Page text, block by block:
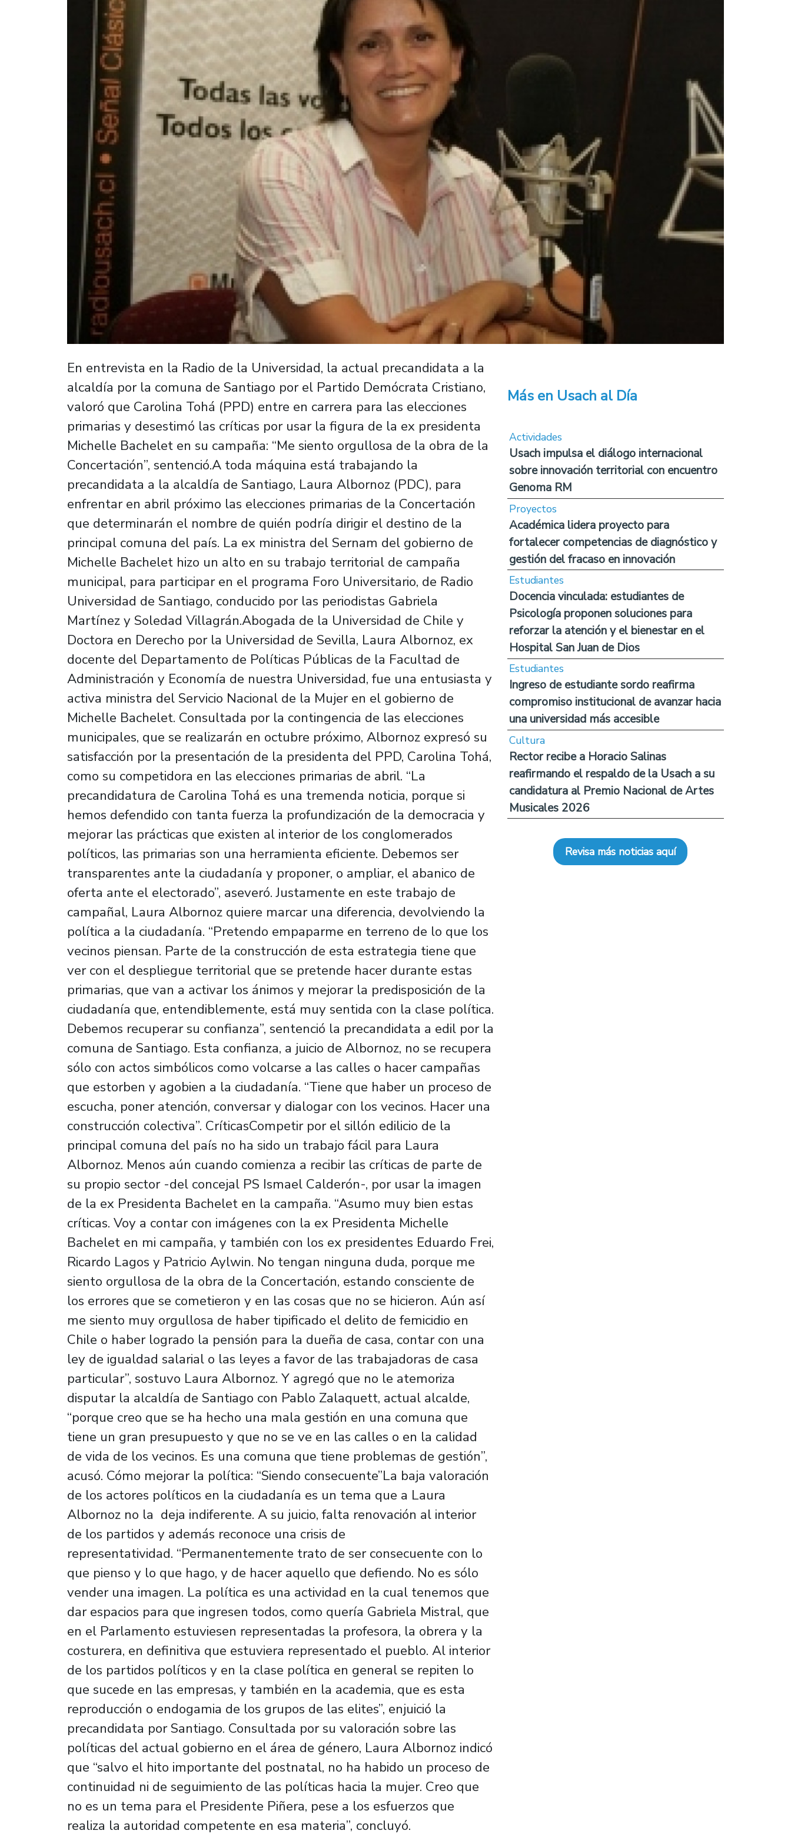
En entrevista en la Radio de la Universidad, la actual precandidata a la
alcaldía por la comuna de Santiago por el Partido Demócrata Cristiano,
valoró que Carolina Tohá (PPD) entre en carrera para las elecciones
primarias y desestimó las críticas por usar la figura de la ex presidenta
Michelle Bachelet en su campaña: “Me siento orgullosa de la obra de la
Concertación”, sentenció.A toda máquina está trabajando la
precandidata a la alcaldía de Santiago, Laura Albornoz (PDC), para
enfrentar en abril próximo las elecciones primarias de la Concertación
que determinarán el nombre de quién podría dirigir el destino de la
principal comuna del país. La ex ministra del Sernam del gobierno de
Michelle Bachelet hizo un alto en su trabajo territorial de campaña
municipal, para participar en el programa Foro Universitario, de Radio
Universidad de Santiago, conducido por las periodistas Gabriela
Martínez y Soledad Villagrán.Abogada de la Universidad de Chile y
Doctora en Derecho por la Universidad de Sevilla, Laura Albornoz, ex
docente del Departamento de Políticas Públicas de la Facultad de
Administración y Economía de nuestra Universidad, fue una entusiasta y
activa ministra del Servicio Nacional de la Mujer en el gobierno de
Michelle Bachelet. Consultada por la contingencia de las elecciones
municipales, que se realizarán en octubre próximo, Albornoz expresó su
satisfacción por la presentación de la presidenta del PPD, Carolina Tohá,
como su competidora en las elecciones primarias de abril. “La
precandidatura de Carolina Tohá es una tremenda noticia, porque si
hemos defendido con tanta fuerza la profundización de la democracia y
mejorar las prácticas que existen al interior de los conglomerados
políticos, las primarias son una herramienta eficiente. Debemos ser
transparentes ante la ciudadanía y proponer, o ampliar, el abanico de
oferta ante el electorado”, aseveró. Justamente en este trabajo de
campañal, Laura Albornoz quiere marcar una diferencia, devolviendo la
política a la ciudadanía. “Pretendo empaparme en terreno de lo que los
vecinos piensan. Parte de la construcción de esta estrategia tiene que
ver con el despliegue territorial que se pretende hacer durante estas
primarias, que van a activar los ánimos y mejorar la predisposición de la
ciudadanía que, entendiblemente, está muy sentida con la clase política.
Debemos recuperar su confianza”, sentenció la precandidata a edil por la
comuna de Santiago. Esta confianza, a juicio de Albornoz, no se recupera
sólo con actos simbólicos como volcarse a las calles o hacer campañas
que estorben y agobien a la ciudadanía. “Tiene que haber un proceso de
escucha, poner atención, conversar y dialogar con los vecinos. Hacer una
construcción colectiva”. CríticasCompetir por el sillón edilicio de la
principal comuna del país no ha sido un trabajo fácil para Laura
Albornoz. Menos aún cuando comienza a recibir las críticas de parte de
su propio sector -del concejal PS Ismael Calderón-, por usar la imagen
de la ex Presidenta Bachelet en la campaña. “Asumo muy bien estas
críticas. Voy a contar con imágenes con la ex Presidenta Michelle
Bachelet en mi campaña, y también con los ex presidentes Eduardo Frei,
Ricardo Lagos y Patricio Aylwin. No tengan ninguna duda, porque me
siento orgullosa de la obra de la Concertación, estando consciente de
los errores que se cometieron y en las cosas que no se hicieron. Aún así
me siento muy orgullosa de haber tipificado el delito de femicidio en
Chile o haber logrado la pensión para la dueña de casa, contar con una
ley de igualdad salarial o las leyes a favor de las trabajadoras de casa
particular”, sostuvo Laura Albornoz. Y agregó que no le atemoriza
disputar la alcaldía de Santiago con Pablo Zalaquett, actual alcalde,
“porque creo que se ha hecho una mala gestión en una comuna que
tiene un gran presupuesto y que no se ve en las calles o en la calidad
de vida de los vecinos. Es una comuna que tiene problemas de gestión”,
acusó. Cómo mejorar la política: “Siendo consecuente”La baja valoración
de los actores políticos en la ciudadanía es un tema que a Laura
Albornoz no la deja indiferente. A su juicio, falta renovación al interior
de los partidos y además reconoce una crisis de
representatividad. “Permanentemente trato de ser consecuente con lo
que pienso y lo que hago, y de hacer aquello que defiendo. No es sólo
vender una imagen. La política es una actividad en la cual tenemos que
dar espacios para que ingresen todos, como quería Gabriela Mistral, que
en el Parlamento estuviesen representadas la profesora, la obrera y la
costurera, en definitiva que estuviera representado el pueblo. Al interior
de los partidos políticos y en la clase política en general se repiten lo
que sucede en las empresas, y también en la academia, que es esta
reproducción o endogamia de los grupos de las elites”, enjuició la
precandidata por Santiago. Consultada por su valoración sobre las
políticas del actual gobierno en el área de género, Laura Albornoz indicó
que “salvo el hito importante del postnatal, no ha habido un proceso de
continuidad ni de seguimiento de las políticas hacia la mujer. Creo que
no es un tema para el Presidente Piñera, pese a los esfuerzos que
realiza la autoridad competente en esa materia”, concluyó.
Más en Usach al Día
Actividades
Usach impulsa el diálogo internacional
sobre innovación territorial con encuentro
Genoma RM
Proyectos
Académica lidera proyecto para
fortalecer competencias de diagnóstico y
gestión del fracaso en innovación
Estudiantes
Docencia vinculada: estudiantes de
Psicología proponen soluciones para
reforzar la atención y el bienestar en el
Hospital San Juan de Dios
Estudiantes
Ingreso de estudiante sordo reafirma
compromiso institucional de avanzar hacia
una universidad más accesible
Cultura
Rector recibe a Horacio Salinas
reafirmando el respaldo de la Usach a su
candidatura al Premio Nacional de Artes
Musicales 2026
Revisa más noticias aquí